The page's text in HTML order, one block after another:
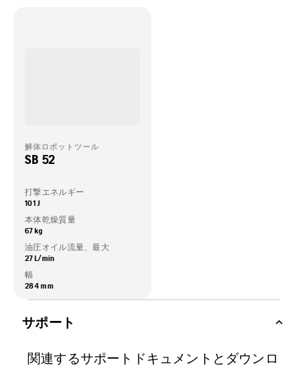
解体ロボットツール
SB 52
打撃エネルギー
101 J
本体乾燥質量
67 kg
油圧オイル流量、最大
27 L/min
幅
284 mm
サポート
関連するサポートドキュメントとダウンロ